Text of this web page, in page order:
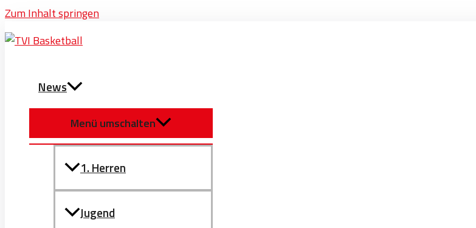
Zum Inhalt springen
News
Menü umschalten
1. Herren
Jugend